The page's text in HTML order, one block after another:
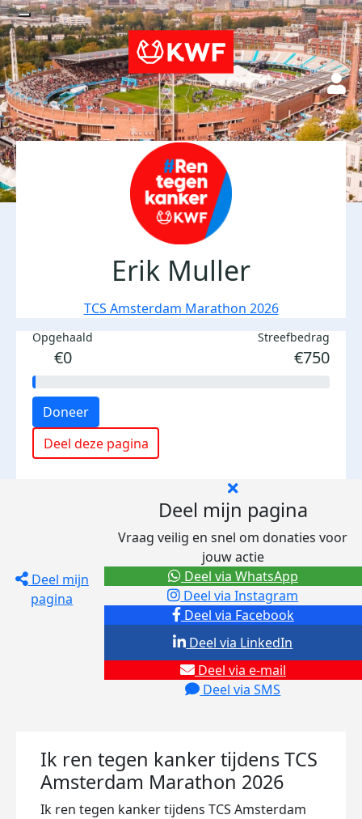
Erik Muller
TCS Amsterdam Marathon 2026
Opgehaald
€0
Streefbedrag
€750
Doneer
Deel deze pagina
Deel mijn
pagina
Deel mijn pagina
Vraag veilig en snel om donaties voor
jouw actie
Deel via Facebook
Deel via Instagram
Deel via e-mail
Deel via SMS
Deel via LinkedIn
Deel via WhatsApp
Ik ren tegen kanker tijdens TCS
Amsterdam Marathon 2026
Ik ren tegen kanker tijdens TCS Amsterdam